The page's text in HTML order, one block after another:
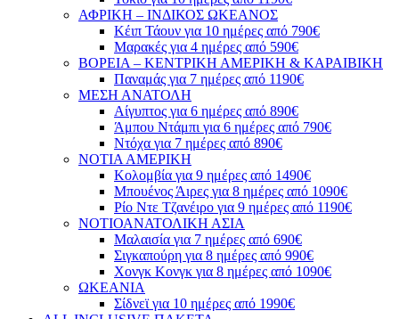
ΑΦΡΙΚΗ – ΙΝΔΙΚΟΣ ΩΚΕΑΝΟΣ
Κέιπ Τάουν για 10 ημέρες από 790€
Μαρακές για 4 ημέρες από 590€
ΒΟΡΕΙΑ – ΚΕΝΤΡΙΚΗ ΑΜΕΡΙΚΗ & ΚΑΡΑΙΒΙΚΗ
Παναμάς για 7 ημέρες από 1190€
ΜΕΣΗ ΑΝΑΤΟΛΗ
Αίγυπτος για 6 ημέρες από 890€
Άμπου Ντάμπι για 6 ημέρες από 790€
Ντόχα για 7 ημέρες από 890€
ΝΟΤΙΑ ΑΜΕΡΙΚΗ
Κολομβία για 9 ημέρες από 1490€
Μπουένος Άιρες για 8 ημέρες από 1090€
Ρίο Ντε Τζανέιρο για 9 ημέρες από 1190€
ΝΟΤΙΟΑΝΑΤΟΛΙΚΗ ΑΣΙΑ
Μαλαισία για 7 ημέρες από 690€
Σιγκαπούρη για 8 ημέρες από 990€
Χονγκ Κονγκ για 8 ημέρες από 1090€
ΩΚΕΑΝΙΑ
Σίδνεϊ για 10 ημέρες από 1990€